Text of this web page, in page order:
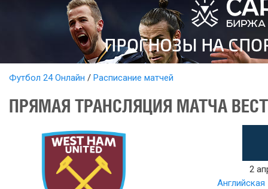
Футбол 24 Онлайн Расписание матчей
ПРЯМАЯ ТРАНСЛЯЦИЯ МАТЧА
2